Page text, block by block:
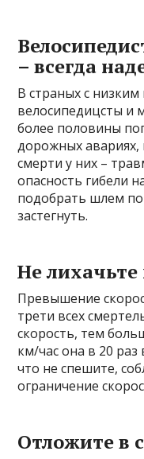
– всегда
В страных с
велосипедицсты и
более половины
дорожных авариях,
смерти у них –
опасность гибели
подобрать шлем
застегнуть.
Не лихачьте
Превышение
трети всех
скорость, тем
км/час она в 20
что не спешите,
ограничение
Отложите в